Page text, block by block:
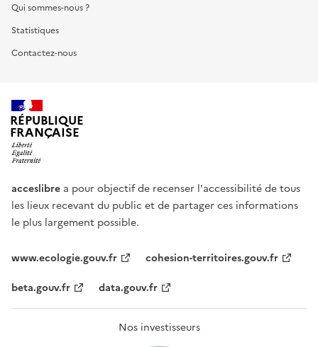
Qui sommes-nous ?
Statistiques
Contactez-nous
RÉPUBLIQUE
FRANÇAISE
acceslibre a pour objectif de recenser l'accessibilité de tous
les lieux recevant du public et de partager ces informations
le plus largement possible.
www.ecologie.gouv.fr
cohesion-territoires.gouv.fr
beta.gouv.fr
data.gouv.fr
Nos investisseurs